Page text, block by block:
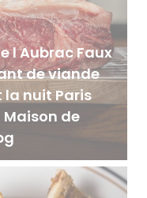
l Aubrac Faux
de viande
nuit Paris
Maison de